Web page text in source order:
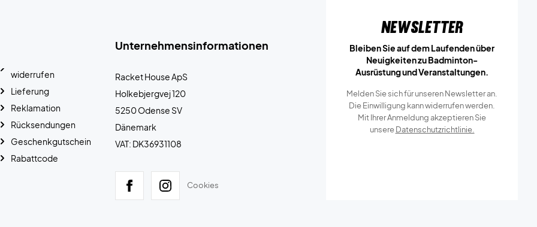
Unternehmensinformationen
Racket House ApS
Holkebjergvej 120
5250 Odense SV
Dänemark
VAT: DK36931108
Cookies
widerrufen
Lieferung
Reklamation
Rücksendungen
Geschenkgutschein
Rabattcode
Newsletter
Bleiben Sie auf dem Laufenden über
Neuigkeiten zu Badminton-
Ausrüstung und Veranstaltungen.
Melden Sie sich für unseren Newsletter an.
Die Einwilligung kann widerrufen werden.
Mit Ihrer Anmeldung akzeptieren Sie
unsereDatenschutzrichtlinie.